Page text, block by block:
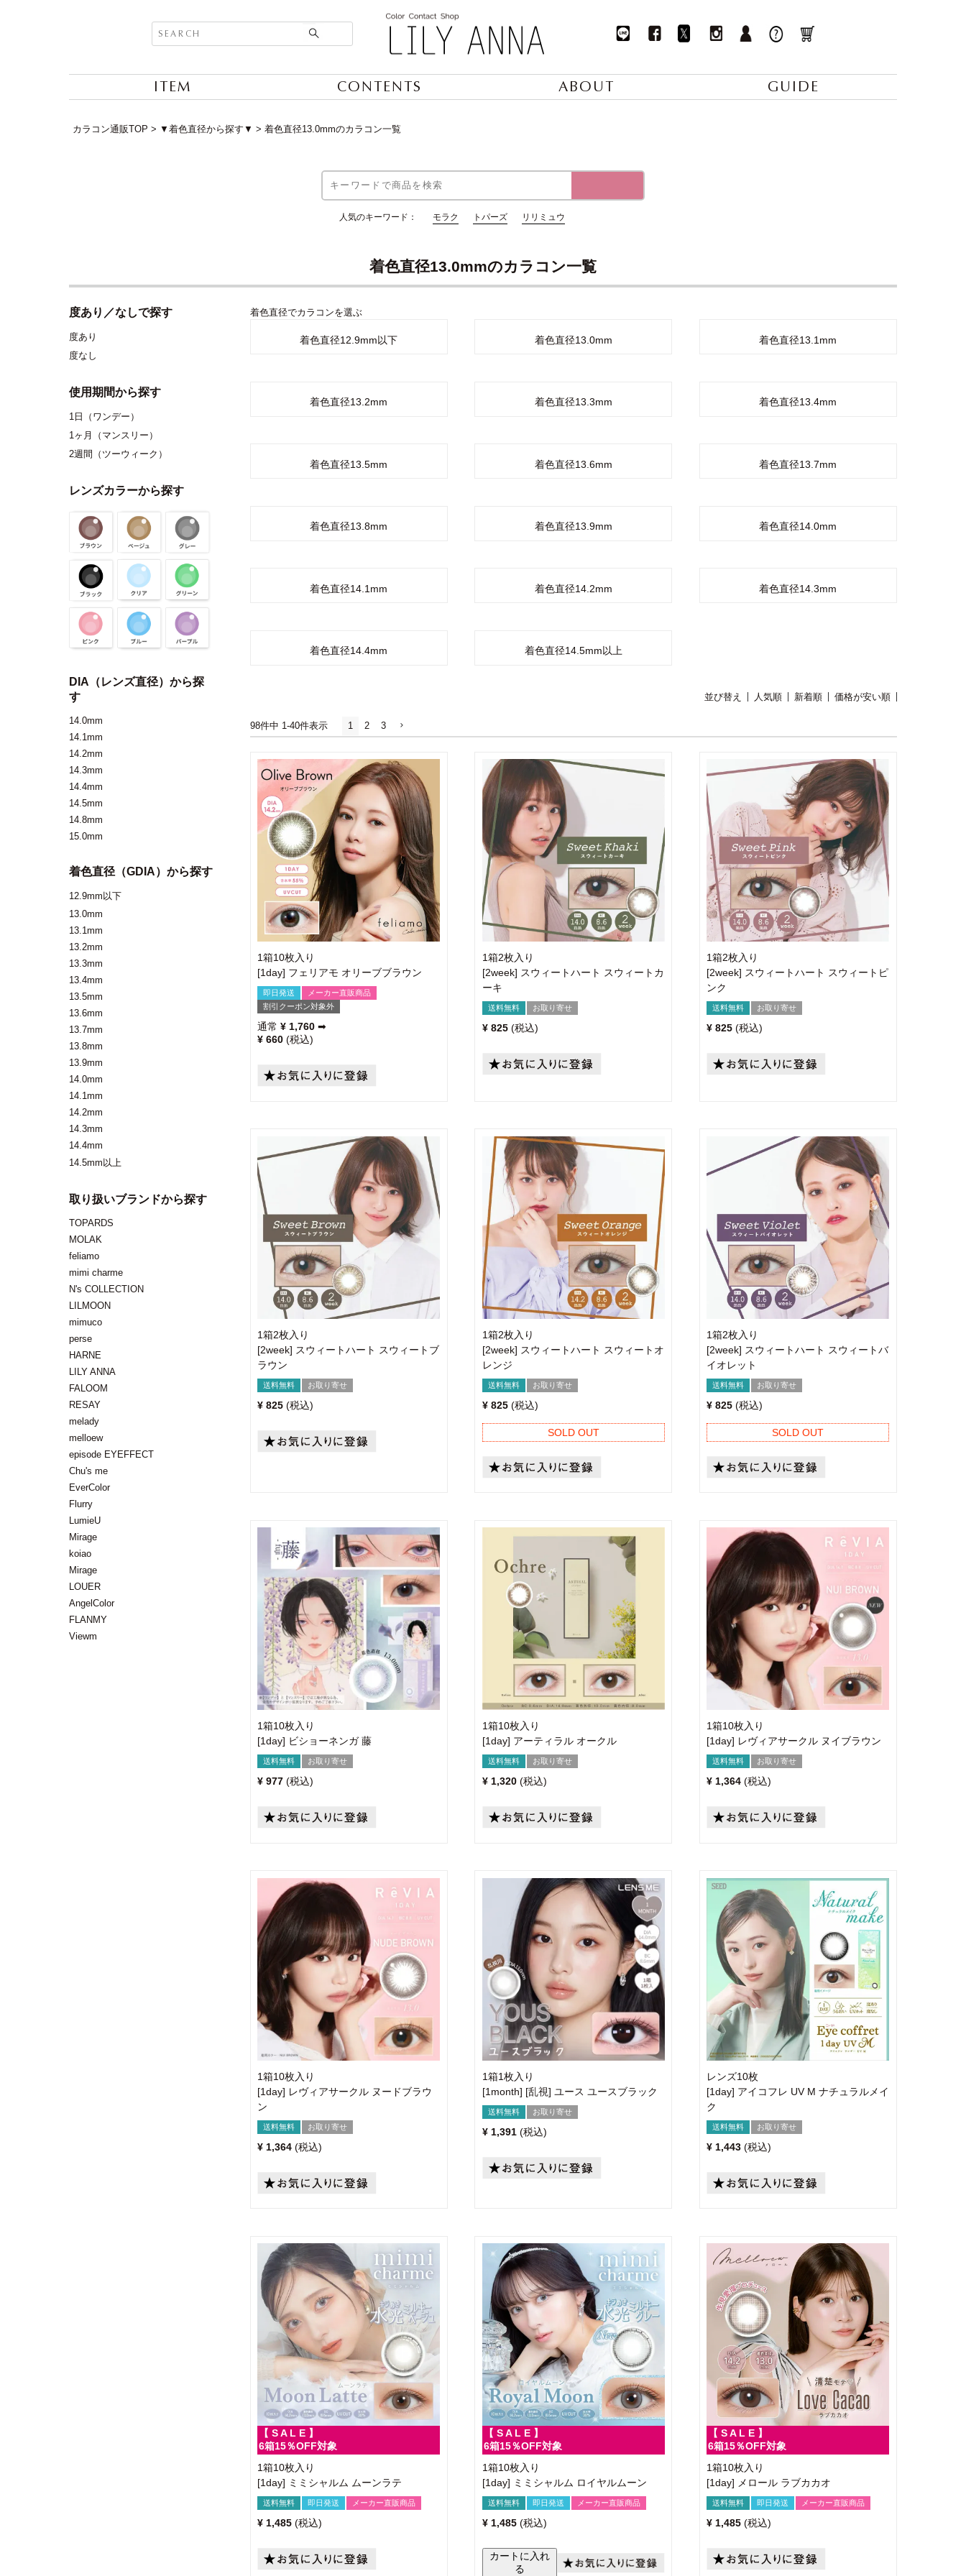
ITEM CONTENTS ABOUT GUIDE
カラコン通販TOP ▼着色直径から探す▼ 着色直径13.0mmのカラコン一覧
人気のキーワード： モラク トパーズ リリミュウ
着色直径13.0mmのカラコン一覧
度あり／なしで探す
度あり
度なし
使用期間から探す
1日（ワンデー）
1ヶ月（マンスリー）
2週間（ツーウィーク）
レンズカラーから探す
DIA（レンズ直径）から探
す
14.0mm
14.1mm
14.2mm
14.3mm
14.4mm
14.5mm
14.8mm
15.0mm
着色直径（GDIA）から探す
12.9mm以下
13.0mm
13.1mm
13.2mm
13.3mm
13.4mm
13.5mm
13.6mm
13.7mm
13.8mm
13.9mm
14.0mm
14.1mm
14.2mm
14.3mm
14.4mm
14.5mm以上
取り扱いブランドから探す
TOPARDS
MOLAK
feliamo
mimi charme
N's COLLECTION
LILMOON
mimuco
perse
HARNE
LILY ANNA
FALOOM
RESAY
melady
melloew
episode EYEFFECT
Chu's me
EverColor
Flurry
LumieU
Mirage
koiao
Mirage
LOUER
AngelColor
FLANMY
Viewm
着色直径でカラコンを選ぶ
着色直径12.9mm以下 着色直径13.0mm 着色直径13.1mm
着色直径13.2mm 着色直径13.3mm 着色直径13.4mm
着色直径13.5mm 着色直径13.6mm 着色直径13.7mm
着色直径13.8mm 着色直径13.9mm 着色直径14.0mm
着色直径14.1mm 着色直径14.2mm 着色直径14.3mm
着色直径14.4mm 着色直径14.5mm以上
並び替え 人気順 新着順 価格が安い順
98件中 1 -40件表示 1 2 3
1箱10枚入り
[1day] フェリアモ オリーブブラウン
即日発送
メーカー直販商品
割引クーポン対象外
通常 ¥ 1,760 ➡
¥ 660 税込
1箱2枚入り
[2week] スウィートハート スウィートカ
ーキ
送料無料 お取り寄せ
¥ 825 税込
1箱2枚入り
[2week] スウィートハート スウィートピ
ンク
送料無料 お取り寄せ
¥ 825 税込
1箱2枚入り
[2week] スウィートハート スウィートブ
ラウン
送料無料 お取り寄せ
¥ 825 税込
1箱2枚入り
[2week] スウィートハート スウィートオ
レンジ
送料無料 お取り寄せ
¥ 825 税込
SOLD OUT
1箱2枚入り
[2week] スウィートハート スウィートバ
イオレット
送料無料 お取り寄せ
¥ 825 税込
SOLD OUT
1箱10枚入り
[1day] ビショーネンガ 藤
送料無料 お取り寄せ
¥ 977 税込
1箱10枚入り
[1day] アーティラル オークル
送料無料 お取り寄せ
¥ 1,320 税込
1箱10枚入り
[1day] レヴィアサークル ヌイブラウン
送料無料 お取り寄せ
¥ 1,364 税込
1箱10枚入り
[1day] レヴィアサークル ヌードブラウ
ン
送料無料 お取り寄せ
¥ 1,364 税込
1箱1枚入り
[1month] [乱視] ユース ユースブラック
送料無料 お取り寄せ
¥ 1,391 税込
レンズ10枚
[1day] アイコフレ UV M ナチュラルメイ
ク
送料無料 お取り寄せ
¥ 1,443 税込
【 S A L E 】
6箱15％OFF対象
1箱10枚入り
[1day] ミミシャルム ムーンラテ
送料無料 即日発送 メーカー直販商品
¥ 1,485 税込
【 S A L E 】
6箱15％OFF対象
1箱10枚入り
[1day] ミミシャルム ロイヤルムーン
送料無料 即日発送 メーカー直販商品
¥ 1,485 税込
カートに入れ
る
【 S A L E 】
6箱15％OFF対象
1箱10枚入り
[1day] メロール ラブカカオ
送料無料 即日発送 メーカー直販商品
¥ 1,485 税込